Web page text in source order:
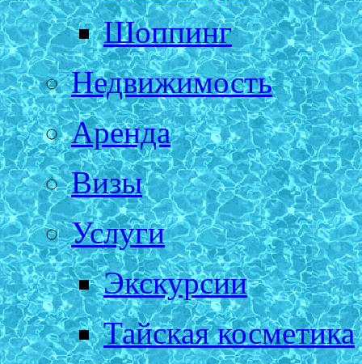
Шоппинг
Недвижимость
Аренда
Визы
Услуги
Экскурсии
Тайская косметика